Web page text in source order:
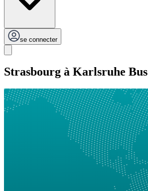
se connecter
Strasbourg à Karlsruhe Bus